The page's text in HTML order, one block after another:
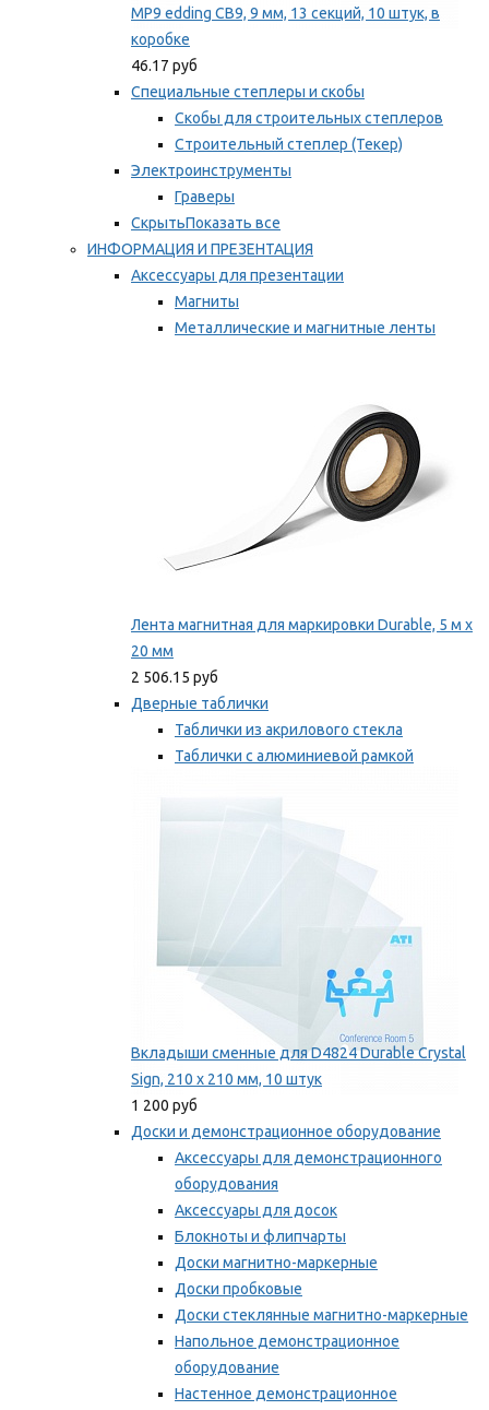
MP9 edding CB9, 9 мм, 13 секций, 10 штук, в
коробке
46.17 руб
Специальные степлеры и скобы
Скобы для строительных степлеров
Строительный степлер (Текер)
Электроинструменты
Граверы
СкрытьПоказать все
ИНФОРМАЦИЯ И ПРЕЗЕНТАЦИЯ
Аксессуары для презентации
Магниты
Металлические и магнитные ленты
Лента магнитная для маркировки Durable, 5 м х
20 мм
2 506.15 руб
Дверные таблички
Таблички из акрилового стекла
Таблички с алюминиевой рамкой
Вкладыши сменные для D4824 Durable Crystal
Sign, 210 x 210 мм, 10 штук
1 200 руб
Доски и демонстрационное оборудование
Аксессуары для демонстрационного
оборудования
Аксессуары для досок
Блокноты и флипчарты
Доски магнитно-маркерные
Доски пробковые
Доски стеклянные магнитно-маркерные
Напольное демонстрационное
оборудование
Настенное демонстрационное